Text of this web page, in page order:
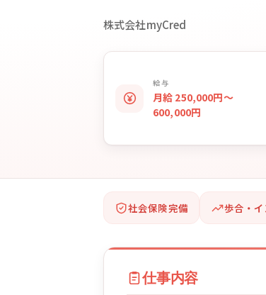
株式会社myCred
給与
月給 250,000円〜
600,000円
社会保険完備 歩合・
仕事内容